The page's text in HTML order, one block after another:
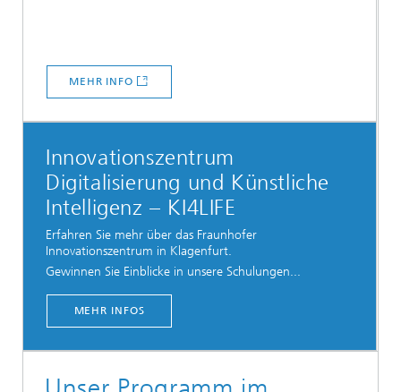
MEHR INFO
Innovationszentrum
Digitalisierung und Künstliche
Intelligenz – KI4LIFE
Erfahren Sie mehr über das Fraunhofer
Innovationszentrum in Klagenfurt.
Gewinnen Sie Einblicke in unsere Schulungen...
MEHR INFOS